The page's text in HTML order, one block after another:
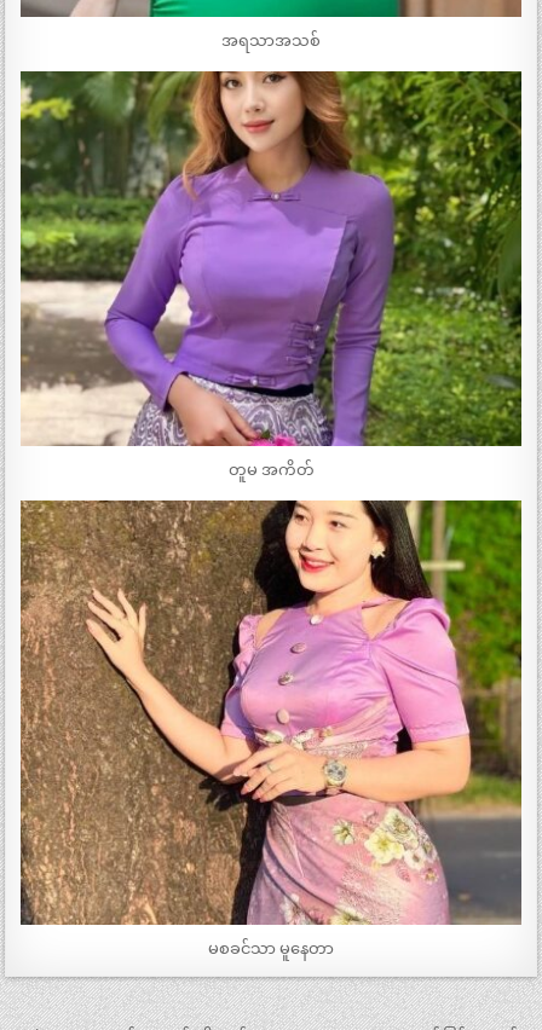
အရသာအသစ်
တူမ အကိတ်
မစခင်သာ မူနေတာ